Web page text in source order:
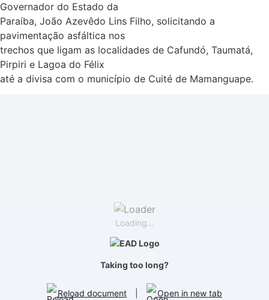
Governador do Estado da
Paraíba, João Azevêdo Lins Filho, solicitando a
pavimentação asfáltica nos
trechos que ligam as localidades de Cafundó, Taumatá,
Pirpiri e Lagoa do Félix
até a divisa com o município de Cuité de Mamanguape.
Loading...
Taking too long?
Reload document Open in new tab